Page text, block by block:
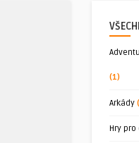
(1)
Arkády
Hry pro